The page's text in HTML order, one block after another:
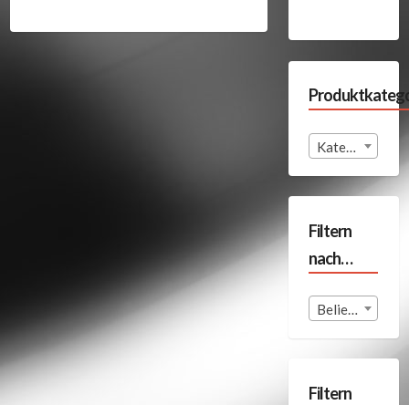
Kategorie auswählen
Filtern
nach…
Beliebige Format
Filtern